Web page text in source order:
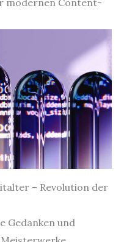
– Revolution der
Gedanken und